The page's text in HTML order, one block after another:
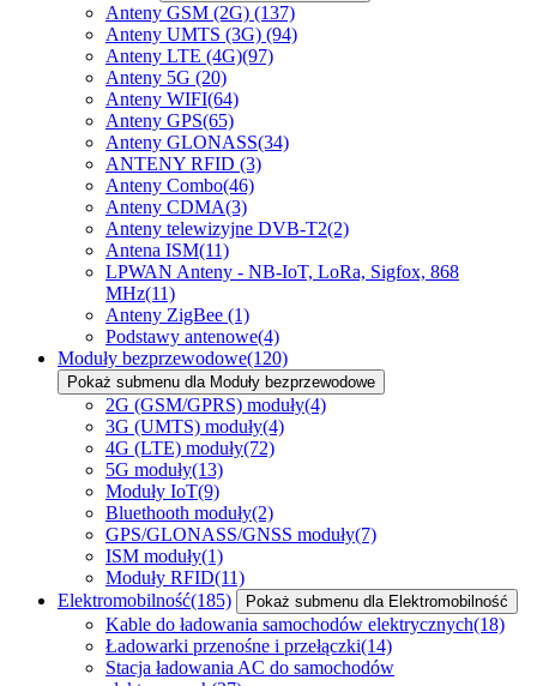
Anteny GSM (2G) (137)
Anteny UMTS (3G) (94)
Anteny LTE (4G)(97)
Anteny 5G (20)
Anteny WIFI(64)
Anteny GPS(65)
Anteny GLONASS(34)
ANTENY RFID (3)
Anteny Combo(46)
Anteny CDMA(3)
Anteny telewizyjne DVB-T2(2)
Antena ISM(11)
LPWAN Anteny - NB-IoT, LoRa, Sigfox, 868
MHz(11)
Anteny ZigBee (1)
Podstawy antenowe(4)
Moduły bezprzewodowe(120)
Pokaż submenu dla Moduły bezprzewodowe
2G (GSM/GPRS) moduły(4)
3G (UMTS) moduły(4)
4G (LTE) moduły(72)
5G moduły(13)
Moduły IoT(9)
Bluethooth moduły(2)
GPS/GLONASS/GNSS moduły(7)
ISM moduły(1)
Moduły RFID(11)
Elektromobilność(185) Pokaż submenu dla Elektromobilność
Kable do ładowania samochodów elektrycznych(18)
Ładowarki przenośne i przełączki(14)
Stacja ładowania AC do samochodów